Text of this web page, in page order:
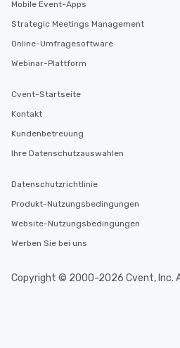
Mobile Event-Apps
Strategic Meetings Management
Online-Umfragesoftware
Webinar-Plattform
Cvent-Startseite
Kontakt
Kundenbetreuung
Ihre Datenschutzauswahlen
Datenschutzrichtlinie
Produkt-Nutzungsbedingungen
Website-Nutzungsbedingungen
Werben Sie bei uns
Copyright © 2000-2026 Cvent, Inc.